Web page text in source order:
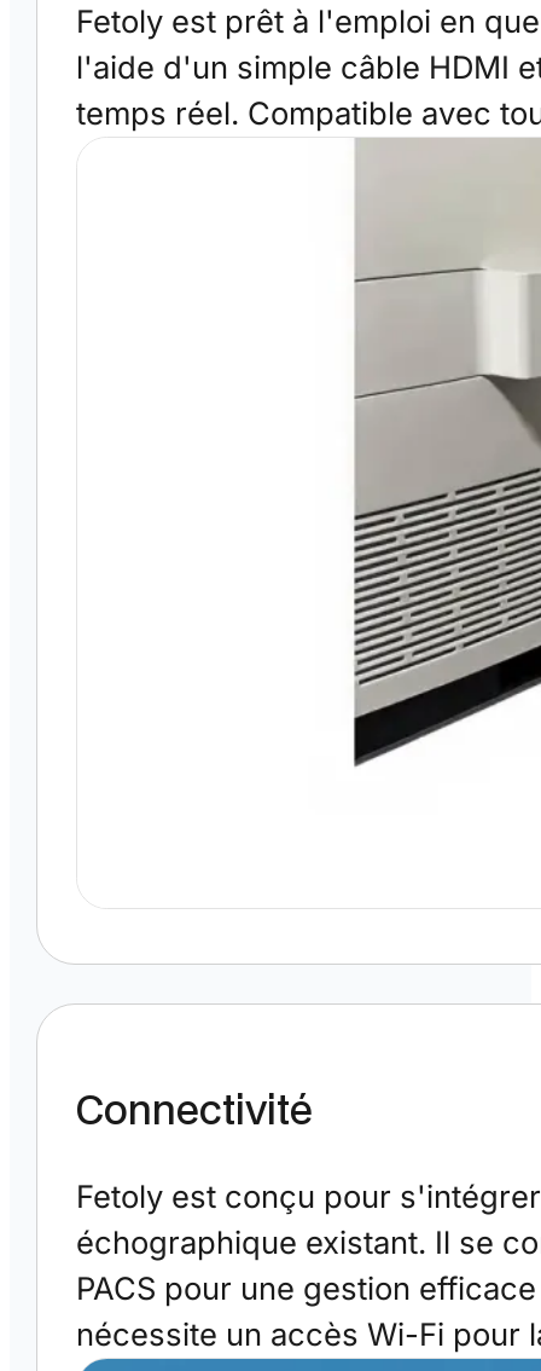
Fetoly est prêt à l'emploi en
l'aide d'un simple câble HDMI
temps réel. Compatible avec
Connectivité
Fetoly est conçu pour
échographique existant. Il se
PACS pour une gestion
nécessite un accès Wi-Fi pour